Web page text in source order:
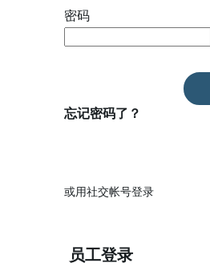
密码
忘记密码了？
或用社交帐号登录
员工登录